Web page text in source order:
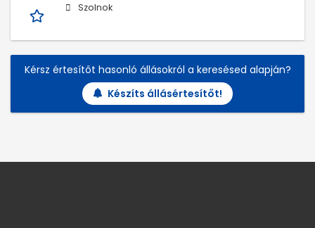
Szolnok
Kérsz értesítőt hasonló állásokról a keresésed alapján?
Készíts állásértesítőt!